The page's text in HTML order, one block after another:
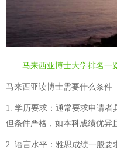
马来西亚博士大学排名一
马来西亚读博士需要什么条件
1. 学历要求：通常要求申请
但条件严格，如本科成绩优异
2. 语言水平：雅思成绩一般要